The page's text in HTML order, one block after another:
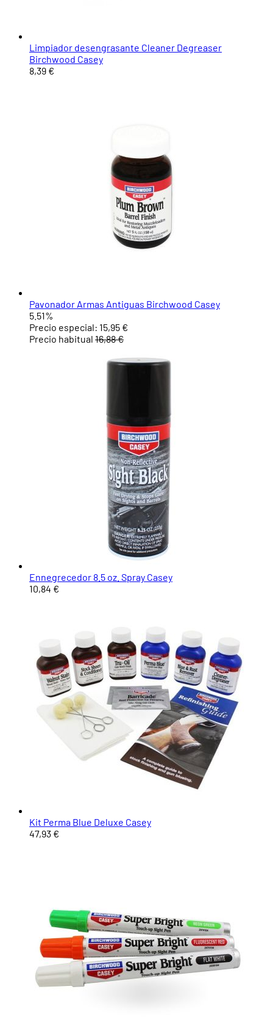
Limpiador desengrasante Cleaner Degreaser
Birchwood Casey
8,39 €
Pavonador Armas Antiguas Birchwood Casey
5.51%
Precio especial: 15,95 €
Precio habitual 16,88 €
Ennegrecedor 8.5 oz. Spray Casey
10,84 €
Kit Perma Blue Deluxe Casey
47,93 €